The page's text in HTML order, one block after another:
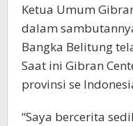
Ketua Umum
dalam
Bangka Belitung
Saat ini Gibran
provinsi se
“Saya bercerita